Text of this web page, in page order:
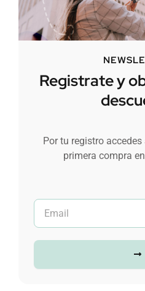
Registrate y
Por tu registro
primera compra